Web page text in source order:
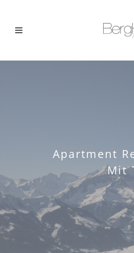
Apartment
Mit